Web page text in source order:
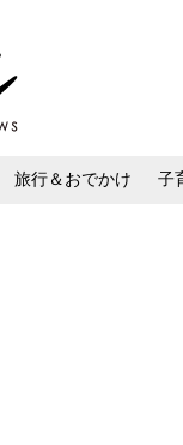
旅行＆おでかけ 子